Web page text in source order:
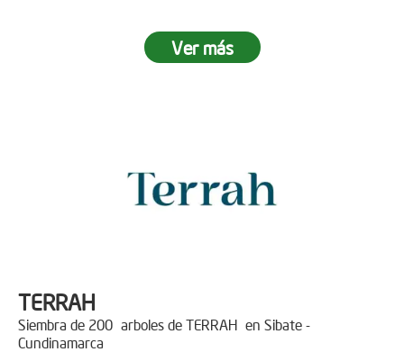
Ver más
TERRAH
Siembra de 200 arboles de TERRAH en Sibate -
Cundinamarca